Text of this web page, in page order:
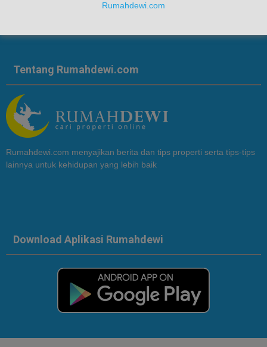
Tentang Rumahdewi.com
Rumahdewi.com menyajikan berita dan tips properti serta tips-tips
lainnya untuk kehidupan yang lebih baik
Download Aplikasi Rumahdewi
Rumahdewi.com